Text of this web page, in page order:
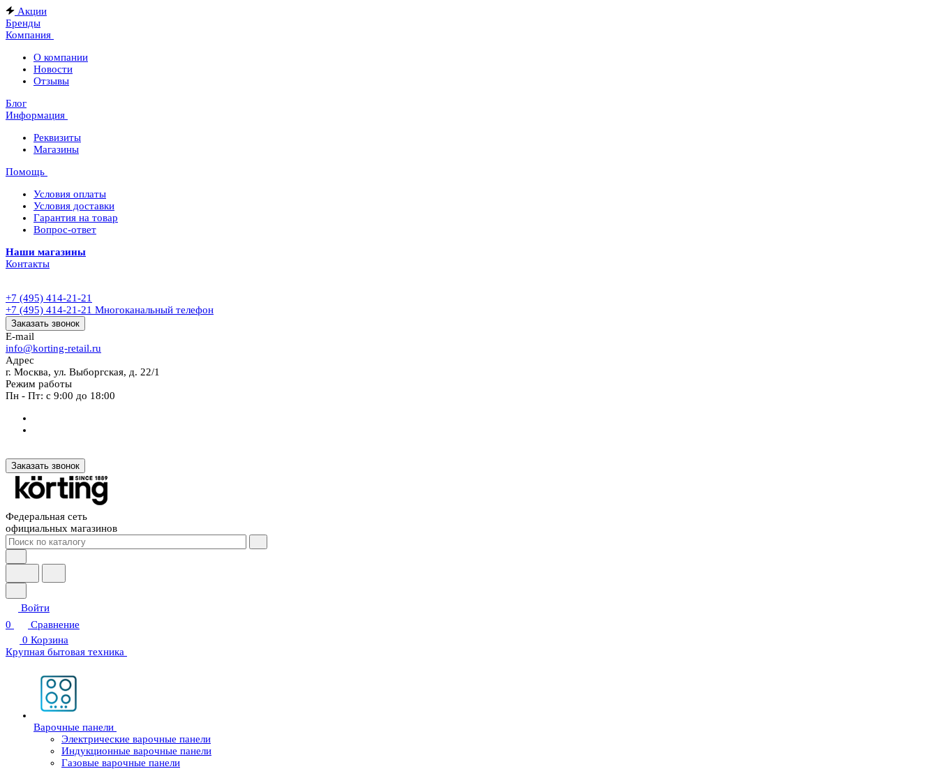
Акции
Бренды
Компания
О компании
Новости
Отзывы
Блог
Информация
Реквизиты
Магазины
Помощь
Условия оплаты
Условия доставки
Гарантия на товар
Вопрос-ответ
Наши магазины
Контакты
+7 (495) 414-21-21
+7 (495) 414-21-21 Многоканальный телефон
Заказать звонок
E-mail
info@korting-retail.ru
Адрес
г. Москва, ул. Выборгская, д. 22/1
Режим работы
Пн - Пт: с 9:00 до 18:00
Заказать звонок
Федеральная сеть
официальных магазинов
Войти
0
Сравнение
0 Корзина
Крупная бытовая техника
Варочные панели
Электрические варочные панели
Индукционные варочные панели
Газовые варочные панели